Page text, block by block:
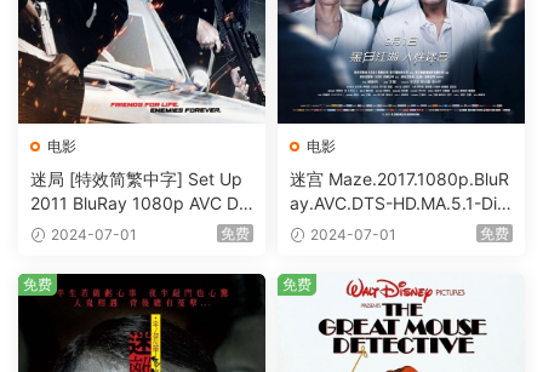
电影
迷局 [特效简繁中字] Set Up
2011 BluRay 1080p AVC DT
S-HD MA5.1-shhaclm@CHD
2024-07-01 免费
电影
迷宫 Maze.2017.1080p.BluR
ay.AVC.DTS-HD.MA.5.1-DiY
@HDHome [BDISO 19.7GB]
2024-07-01 免费
免费 免费